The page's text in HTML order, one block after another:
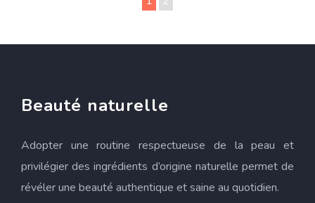
Beauté naturelle
Adopter une routine respectueuse de la peau et
privilégier des ingrédients d’origine naturelle permet de
révéler une beauté authentique et saine au quotidien.